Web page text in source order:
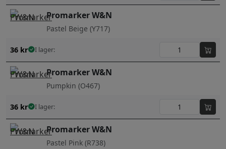
Promarker W&N
Pastel Beige (Y717)
36 kr I lager:
Promarker W&N
Pumpkin (O467)
36 kr I lager:
Promarker W&N
Pastel Pink (R738)